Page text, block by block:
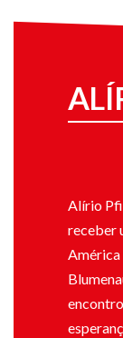
Alírio
receber
América